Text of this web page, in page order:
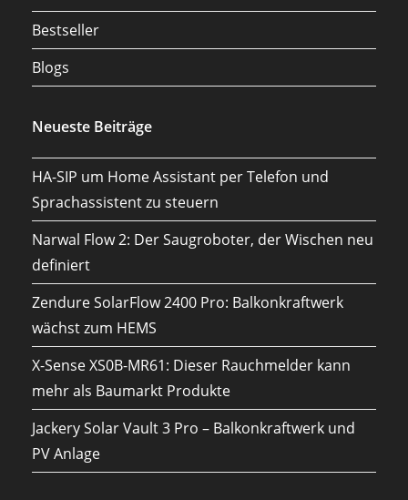
Bestseller
Blogs
Neueste Beiträge
HA-SIP um Home Assistant per Telefon und
Sprachassistent zu steuern
Narwal Flow 2: Der Saugroboter, der Wischen neu
definiert
Zendure SolarFlow 2400 Pro: Balkonkraftwerk
wächst zum HEMS
X-Sense XS0B-MR61: Dieser Rauchmelder kann
mehr als Baumarkt Produkte
Jackery Solar Vault 3 Pro – Balkonkraftwerk und
PV Anlage